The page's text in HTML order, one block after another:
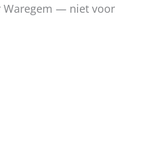
Waregem — niet voor